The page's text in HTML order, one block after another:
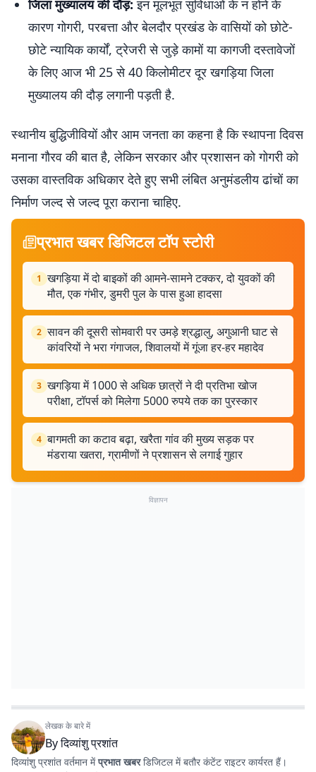
जिला मुख्यालय की दौड़: इन मूलभूत सुविधाओं के न होने के
कारण गोगरी, परबत्ता और बेलदौर प्रखंड के वासियों को छोटे-
छोटे न्यायिक कार्यों, ट्रेजरी से जुड़े कामों या कागजी दस्तावेजों
के लिए आज भी 25 से 40 किलोमीटर दूर खगड़िया जिला
मुख्यालय की दौड़ लगानी पड़ती है.
स्थानीय बुद्धिजीवियों और आम जनता का कहना है कि स्थापना दिवस
मनाना गौरव की बात है, लेकिन सरकार और प्रशासन को गोगरी को
उसका वास्तविक अधिकार देते हुए सभी लंबित अनुमंडलीय ढांचों का
निर्माण जल्द से जल्द पूरा कराना चाहिए.
प्रभात खबर डिजिटल टॉप स्टोरी
1 खगड़िया में दो बाइकों की आमने-सामने टक्कर, दो युवकों की
मौत, एक गंभीर, डुमरी पुल के पास हुआ हादसा
2 सावन की दूसरी सोमवारी पर उमड़े श्रद्धालु, अगुआनी घाट से
कांवरियों ने भरा गंगाजल, शिवालयों में गूंजा हर-हर महादेव
3 खगड़िया में 1000 से अधिक छात्रों ने दी प्रतिभा खोज
परीक्षा, टॉपर्स को मिलेगा 5000 रुपये तक का पुरस्कार
4 बागमती का कटाव बढ़ा, खरैता गांव की मुख्य सड़क पर
मंडराया खतरा, ग्रामीणों ने प्रशासन से लगाई गुहार
विज्ञापन
लेखक के बारे में
Byदिव्यांशु प्रशांत
दिव्यांशु प्रशांत वर्तमान मेंप्रभात खबरडिजिटल में बतौर कंटेंट राइटर कार्यरत हैं।